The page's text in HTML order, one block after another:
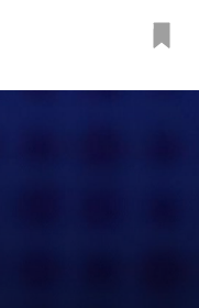
동규 편집장과 김수빈 에